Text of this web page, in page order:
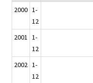
2000 1-
12
2001 1-
12
2002 1-
12